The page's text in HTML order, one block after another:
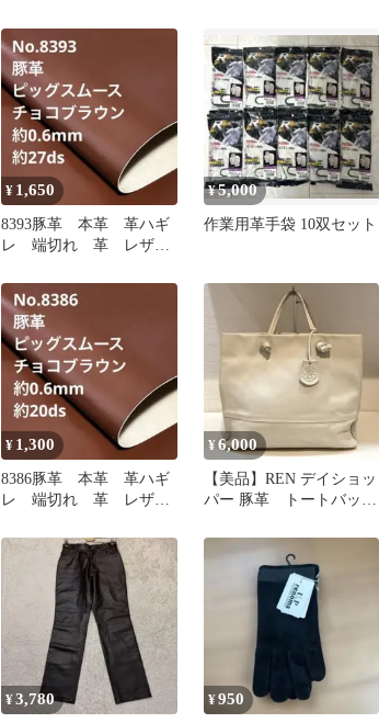
¥ 1,650
8393豚革 本革 革ハギ
レ 端切れ 革 レザー
¥5,000
作業用革手袋 10双セット
¥ 1,300
8386豚革 本革 革ハギ
レ 端切れ 革 レザー
¥6,000
【美品】REN デイショッ
パー 豚革 トートバッ
¥3,780 ¥950